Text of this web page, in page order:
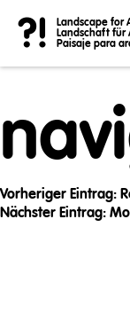
?!
Landscape for
Landschaft für
Paisaje para
Vorheriger Eintrag:
Nächster Eintrag: